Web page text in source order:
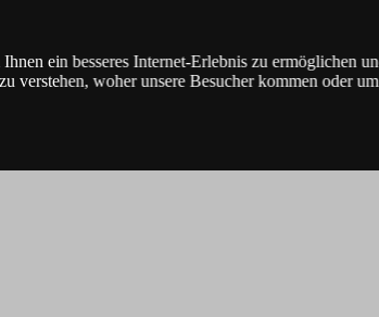
ein besseres Internet-Erlebnis zu ermöglichen
verstehen, woher unsere Besucher kommen oder